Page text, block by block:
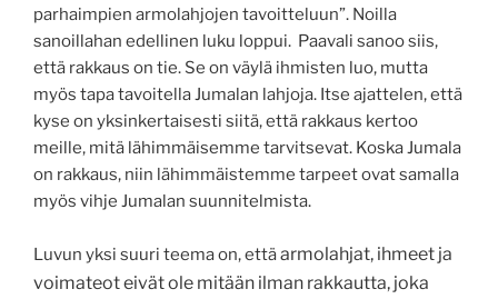
parhaimpien armolahjojen tavoitteluun”. Noilla
sanoillahan edellinen luku loppui. Paavali sanoo siis,
että rakkaus on tie. Se on väylä ihmisten luo, mutta
myös tapa tavoitella Jumalan lahjoja. Itse ajattelen, että
kyse on yksinkertaisesti siitä, että rakkaus kertoo
meille, mitä lähimmäisemme tarvitsevat. Koska Jumala
on rakkaus, niin lähimmäistemme tarpeet ovat samalla
myös vihje Jumalan suunnitelmista.
Luvun yksi suuri teema on, ettäarmolahjat, ihmeet ja
voimateot eivät ole mitään ilman rakkautta, joka